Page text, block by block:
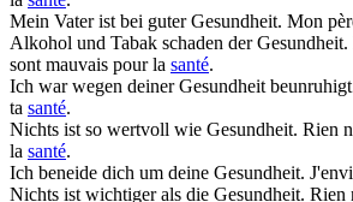
Mein Vater ist bei guterGesundheit. Mon
Alkohol und Tabak schaden derGesundheit.
sont mauvais pour la santé.
Ich war wegen deinerGesundheit
ta santé.
Nichts ist so wertvoll wie Gesundheit. Rien
la santé.
Ich beneide dich um deine Gesundheit.
Nichts ist wichtiger als die Gesundheit. Rien